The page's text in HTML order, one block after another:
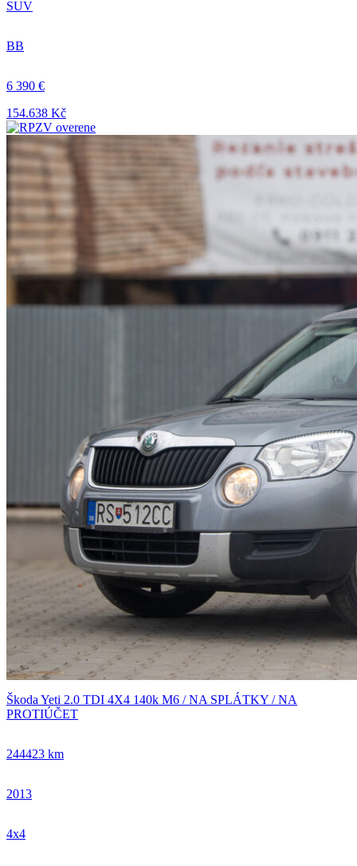
SUV
BB
6 390 €
154.638 Kč
Škoda Yeti 2.0 TDI 4X4 140k M6 / NA SPLÁTKY / NA
PROTIÚČET
244423 km
2013
4x4